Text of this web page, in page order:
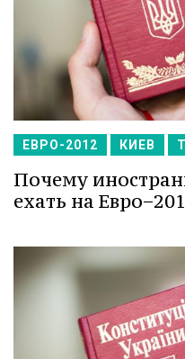
ЕВРО-2012 КИЕВ
Почему
ехать на